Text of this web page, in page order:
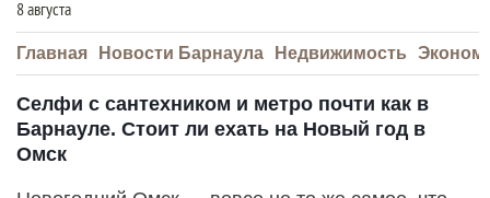
8 августа
Главная Новости Барнаула Недвижимость
Селфи с сантехником и метро почти как в
Барнауле. Стоит ли ехать на Новый год в
Омск